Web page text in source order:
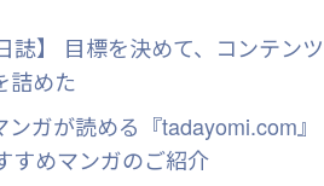
誌】 目標を決めて、コンテンツ
詰めた
ガが読める『tadayomi.com』
すめマンガのご紹介